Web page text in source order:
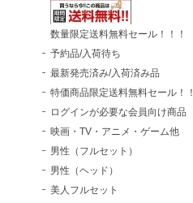
数量限定送料無料セール！！！
予約品/入荷待ち
最新発売済み/入荷済み品
特価商品限定送料無料セール！
ログインが必要な会員向け商品
映画・TV・アニメ・ゲーム他
男性（フルセット）
男性（ヘッド）
美人フルセット